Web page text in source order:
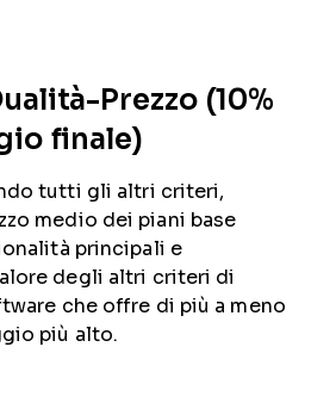
Prezzo (10%
finale)
tutti gli altri criteri,
medio dei piani base
principali e
degli altri criteri di
che offre di più a meno
più alto.